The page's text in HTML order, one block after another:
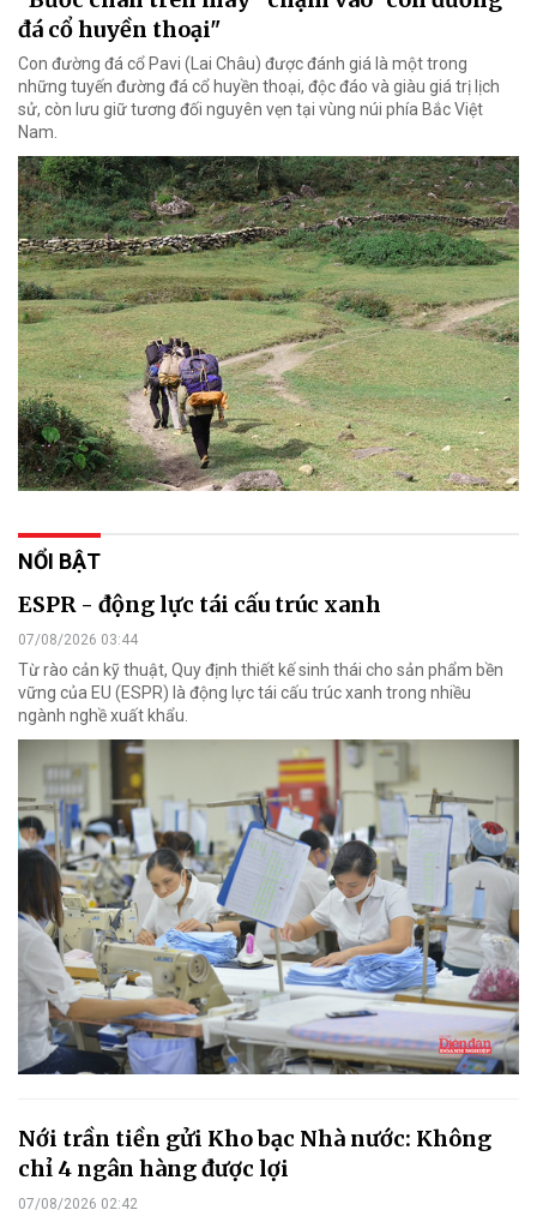
đá cổ huyền thoại"
Con đường đá cổ Pavi (Lai Châu) được đánh giá là một trong
những tuyến đường đá cổ huyền thoại, độc đáo và giàu giá trị lịch
sử, còn lưu giữ tương đối nguyên vẹn tại vùng núi phía Bắc Việt
Nam.
NỔI BẬT
ESPR - động lực tái cấu trúc xanh
07/08/2026 03:44
Từ rào cản kỹ thuật, Quy định thiết kế sinh thái cho sản phẩm bền
vững của EU (ESPR) là động lực tái cấu trúc xanh trong nhiều
ngành nghề xuất khẩu.
Nới trần tiền gửi Kho bạc Nhà nước: Không
chỉ 4 ngân hàng được lợi
07/08/2026 02:42